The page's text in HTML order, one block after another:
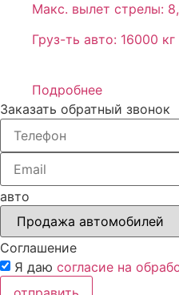
Макс. вылет стрелы:
Груз-ть авто: 16000 кг
Подробнее
Заказать обратный звонок
авто
Соглашение
Я даю согласие на